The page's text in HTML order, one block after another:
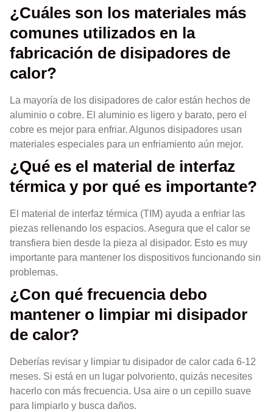
¿Cuáles son los materiales más
comunes utilizados en la
fabricación de disipadores de
calor?
La mayoría de los disipadores de calor están hechos de
aluminio o cobre. El aluminio es ligero y barato, pero el
cobre es mejor para enfriar. Algunos disipadores usan
materiales especiales para un enfriamiento aún mejor.
¿Qué es el material de interfaz
térmica y por qué es importante?
El material de interfaz térmica (TIM) ayuda a enfriar las
piezas rellenando los espacios. Asegura que el calor se
transfiera bien desde la pieza al disipador. Esto es muy
importante para mantener los dispositivos funcionando sin
problemas.
¿Con qué frecuencia debo
mantener o limpiar mi disipador
de calor?
Deberías revisar y limpiar tu disipador de calor cada 6-12
meses. Si está en un lugar polvoriento, quizás necesites
hacerlo con más frecuencia. Usa aire o un cepillo suave
para limpiarlo y busca daños.